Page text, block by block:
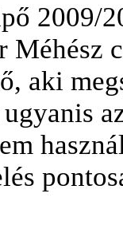
2009/
aki
ugyanis